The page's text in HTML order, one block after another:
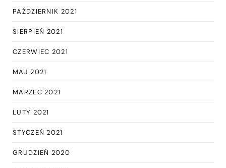
PAŹDZIERNIK 2021
SIERPIEŃ 2021
CZERWIEC 2021
MAJ 2021
MARZEC 2021
LUTY 2021
STYCZEŃ 2021
GRUDZIEŃ 2020